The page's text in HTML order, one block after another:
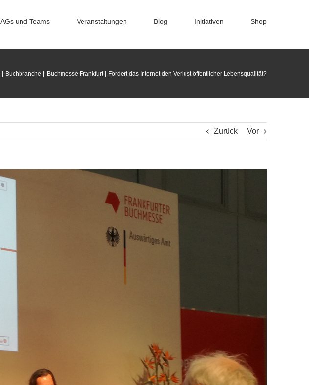
AGs und Teams Veranstaltungen Blog Initiativen Shop
Buchbranche Buchmesse Frankfurt Fördert das Internet den Verlust öffentlicher Lebensqualität?
Zurück Vor